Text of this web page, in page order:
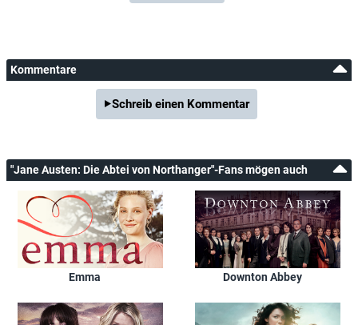
Kommentare
Schreib einen Kommentar
"Jane Austen: Die Abtei von Northanger"-Fans mögen auch
Emma Downton Abbey